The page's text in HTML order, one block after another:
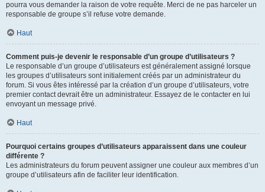
pourra vous demander la raison de votre requête. Merci de ne pas harceler un
responsable de groupe s’il refuse votre demande.
Haut
Comment puis-je devenir le responsable d’un groupe d’utilisateurs ?
Le responsable d’un groupe d’utilisateurs est généralement assigné lorsque
les groupes d’utilisateurs sont initialement créés par un administrateur du
forum. Si vous êtes intéressé par la création d’un groupe d’utilisateurs, votre
premier contact devrait être un administrateur. Essayez de le contacter en lui
envoyant un message privé.
Haut
Pourquoi certains groupes d’utilisateurs apparaissent dans une couleur
différente ?
Les administrateurs du forum peuvent assigner une couleur aux membres d’un
groupe d’utilisateurs afin de faciliter leur identification.